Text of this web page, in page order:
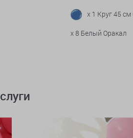
x 1 Круг 45
x 8 Белый Оракал